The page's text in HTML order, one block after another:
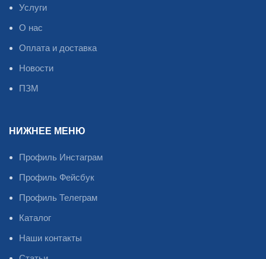
Услуги
О нас
Оплата и доставка
Новости
ПЗМ
НИЖНЕЕ МЕНЮ
Профиль Инстаграм
Профиль Фейсбук
Профиль Телеграм
Каталог
Наши контакты